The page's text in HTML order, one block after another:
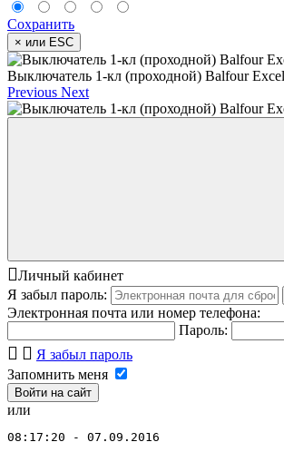
Сохранить
× или ESC
Выключатель 1-кл (проходной) Balfour
Previous Next
Личный кабинет
Я забыл пароль:
Электронная почта или номер телефона:
Пароль:
Я забыл пароль
Запомнить меня
или
08:17:20 - 07.09.2016